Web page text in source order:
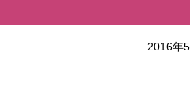
2016年